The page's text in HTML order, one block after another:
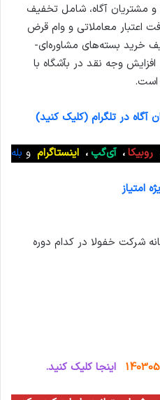
و مشتریان آگاه، شامل تخفیف
اعتبار معاملاتی و وام قرض
خرید بسته‌های مشاوره‌ای-
وجه نقد در بآشگاه با
است.
آگاه در تلگرام (کلیک کنید)
روبیکا، آی‌گپ، اینستاگرام و بله
امتیاز
شرکت خفولا در کدام دوره
اینجا کلیک کنید.